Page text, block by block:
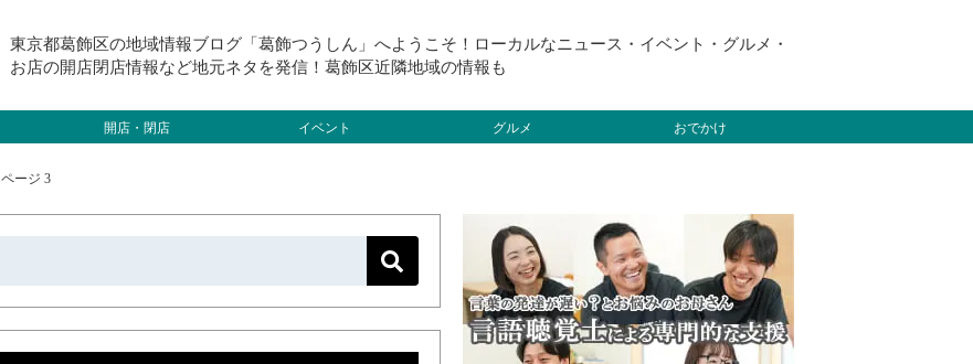
東京都葛飾区の地域情報ブログ「葛飾つうしん」へようこそ！ローカルなニュース・イベント・グルメ・
お店の開店閉店情報など地元ネタを発信！葛飾区近隣地域の情報も
開店・閉店 イベント グルメ おでかけ
ページ 3